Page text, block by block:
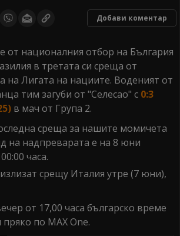
Добави коментар
от националния отбор на България
в третата си среща от
на Лигата на нациите. Воденият от
тим загуби от "Селесао" с 0:3
в мач от Група 2.
среща за нашите момичета
на надпреварата е на 8 юни
часа.
срещу Италия утре (7 юни),
от 17,00 часа българско време
по MAX One.